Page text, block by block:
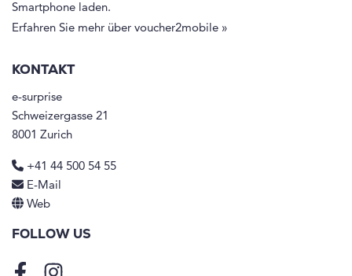
Smartphone laden.
Erfahren Sie mehr über voucher2mobile »
KONTAKT
e-surprise
Schweizergasse 21
8001 Zurich
+41 44 500 54 55
E-Mail
Web
FOLLOW US